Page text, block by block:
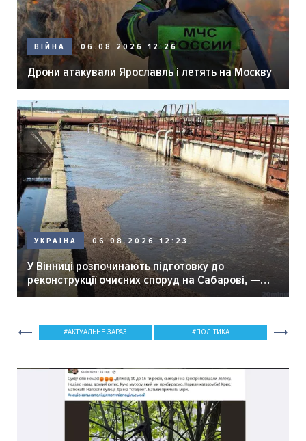
ВІЙНА 06.08.2026 12:26
Дрони атакували Ярославль і летять на Москву
УКРАЇНА 06.08.2026 12:23
У Вінниці розпочинають підготовку до
реконструкції очисних споруд на Сабарові, —
мер Вінниці.
АКТУАЛЬНЕ ЗАРАЗ ПОЛІТИКА